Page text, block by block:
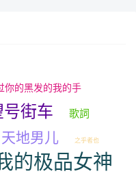
你的黑发的我的手
街车 歌詞
天地男儿 之乎者也
的极品女神